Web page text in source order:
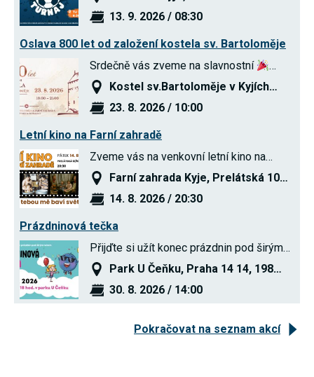
13. 9. 2026 / 08:30
Oslava 800 let od založení kostela sv. Bartoloměje
Srdečně vás zveme na slavnostní
…
Kostel sv.Bartoloměje v Kyjích…
23. 8. 2026 / 10:00
Letní kino na Farní zahradě
Zveme vás na venkovní letní kino na…
Farní zahrada Kyje, Prelátská 10…
14. 8. 2026 / 20:30
Prázdninová tečka
Přijďte si užít konec prázdnin pod širým…
Park U Čeňku, Praha 14 14, 198…
30. 8. 2026 / 14:00
Pokračovat na seznam akcí
souhlas, nebudete
příjemcem obsahů
přizpůsobených